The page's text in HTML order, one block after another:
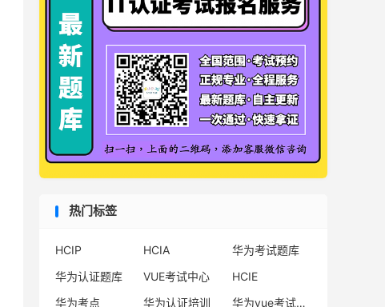
热门标签
HCIP HCIA
华为考试题库
华为认证题库
VUE考试中心
HCIE
华为考点
华为认证培训
华为vue考试中心